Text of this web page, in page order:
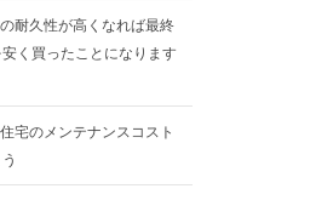
耐久性が高くなれば最終
く買ったことになります
宅のメンテナンスコスト